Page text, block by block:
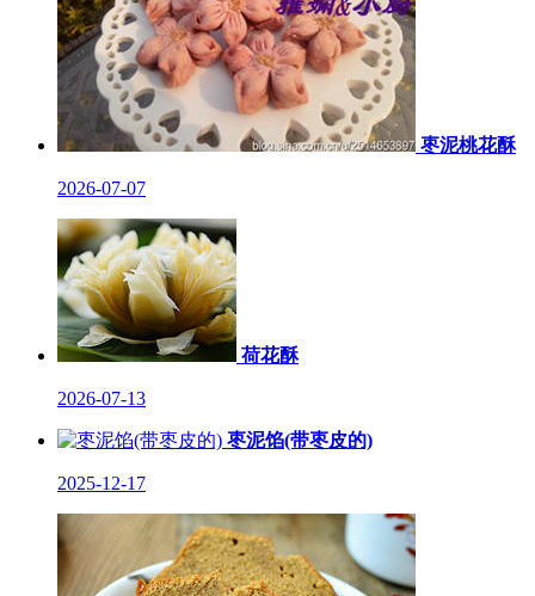
枣泥桃花酥
2026-07-07
荷花酥
2026-07-13
枣泥馅(带枣皮的)
2025-12-17